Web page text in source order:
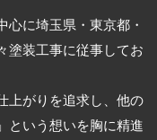
心に埼玉県・東京都・
塗装工事に従事してお
上がりを追求し、他の
という想いを胸に精進